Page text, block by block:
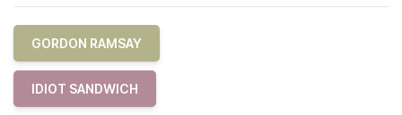
GORDON RAMSAY
IDIOT SANDWICH